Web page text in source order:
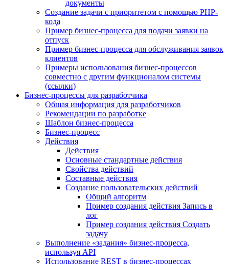
документы
Создание задачи с приоритетом с помощью PHP-
кода
Пример бизнес-процесса для подачи заявки на
отпуск
Пример бизнес-процесса для обслуживания заявок
клиентов
Примеры использования бизнес-процессов
совместно с другим функционалом системы
(ссылки)
Бизнес-процессы для разработчика
Общая информация для разработчиков
Рекомендации по разработке
Шаблон бизнес-процесса
Бизнес-процесс
Действия
Действия
Основные стандартные действия
Свойства действий
Составные действия
Создание пользовательских действий
Общий алгоритм
Пример создания действия Запись в
лог
Пример создания действия Создать
задачу
Выполнение «задания» бизнес-процесса,
используя API
Использование REST в бизнес-процессах